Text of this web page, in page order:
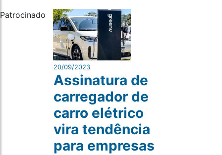
Patrocinado
20/09/2023
Assinatura de
carregador de
carro elétrico
vira tendência
para empresas